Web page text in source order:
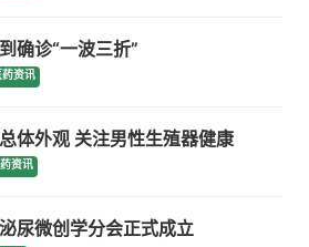
确诊“一波三折”
药资讯
体外观 关注男性生殖器健康
药资讯
尿微创学分会正式成立